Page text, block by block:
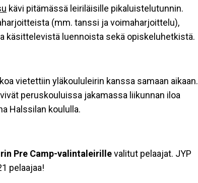
kävi pitämässä leiriläisille pikaluistelutunnin.
(mm. tanssi ja voimaharjoittelu),
käsittelevistä luennoista sekä opiskeluhetkistä.
vietettiin yläkoululeirin kanssa samaan aikaan.
peruskouluissa jakamassa liikunnan iloa
Halssilan koululla.
Pre Camp-valintaleirillevalitut pelaajat. JYP
pelaajaa!